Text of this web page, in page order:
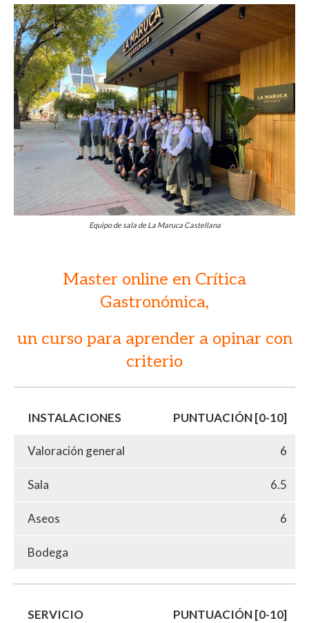
Equipo de sala de La Maruca Castellana
Master online en Crítica
Gastronómica,
un curso para aprender a opinar con
criterio
INSTALACIONES PUNTUACIÓN [0-10]
Valoración general 6
Sala 6.5
Aseos 6
Bodega
SERVICIO PUNTUACIÓN [0-10]